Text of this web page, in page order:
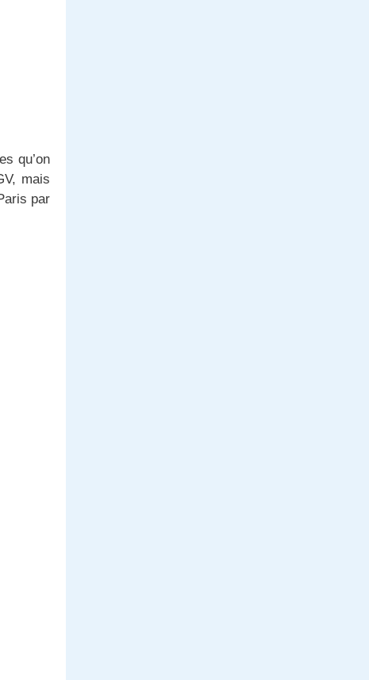
qu’on
mais
par